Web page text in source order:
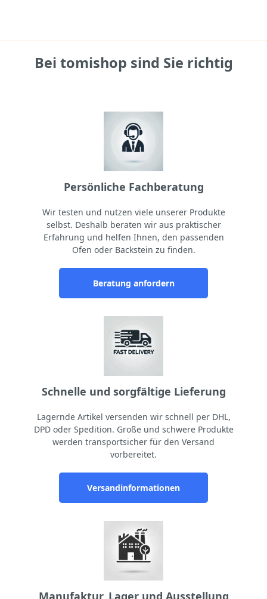
Bei tomishop sind Sie richtig
Persönliche Fachberatung
Wir testen und nutzen viele unserer Produkte
selbst. Deshalb beraten wir aus praktischer
Erfahrung und helfen Ihnen, den passenden
Ofen oder Backstein zu finden.
Beratung anfordern
Schnelle und sorgfältige Lieferung
Lagernde Artikel versenden wir schnell per DHL,
DPD oder Spedition. Große und schwere Produkte
werden transportsicher für den Versand
vorbereitet.
Versandinformationen
Manufaktur, Lager und Ausstellung